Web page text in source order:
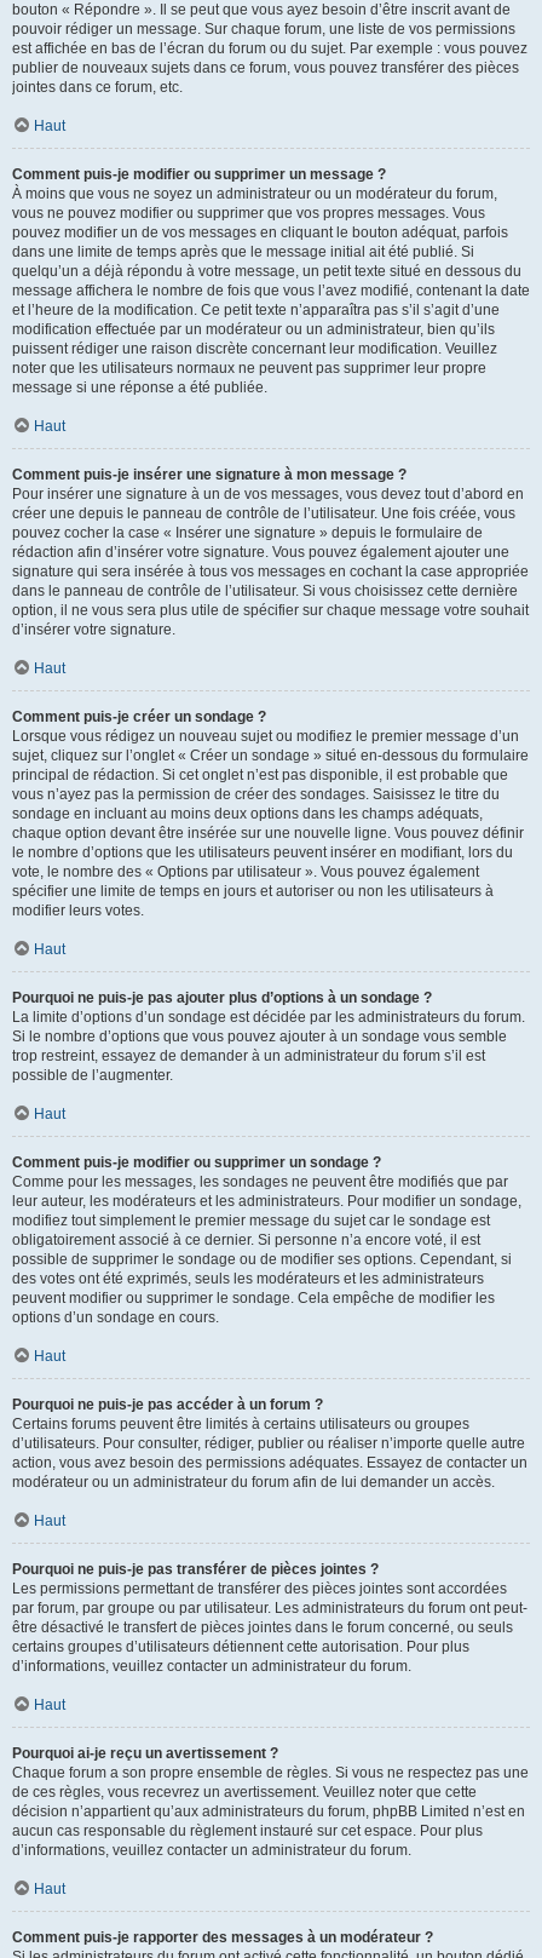
bouton « Répondre ». Il se peut que vous ayez besoin d’être inscrit avant de
pouvoir rédiger un message. Sur chaque forum, une liste de vos permissions
est affichée en bas de l’écran du forum ou du sujet. Par exemple : vous pouvez
publier de nouveaux sujets dans ce forum, vous pouvez transférer des pièces
jointes dans ce forum, etc.
Haut
Comment puis-je modifier ou supprimer un message ?
À moins que vous ne soyez un administrateur ou un modérateur du forum,
vous ne pouvez modifier ou supprimer que vos propres messages. Vous
pouvez modifier un de vos messages en cliquant le bouton adéquat, parfois
dans une limite de temps après que le message initial ait été publié. Si
quelqu’un a déjà répondu à votre message, un petit texte situé en dessous du
message affichera le nombre de fois que vous l’avez modifié, contenant la date
et l’heure de la modification. Ce petit texte n’apparaîtra pas s’il s’agit d’une
modification effectuée par un modérateur ou un administrateur, bien qu’ils
puissent rédiger une raison discrète concernant leur modification. Veuillez
noter que les utilisateurs normaux ne peuvent pas supprimer leur propre
message si une réponse a été publiée.
Haut
Comment puis-je insérer une signature à mon message ?
Pour insérer une signature à un de vos messages, vous devez tout d’abord en
créer une depuis le panneau de contrôle de l’utilisateur. Une fois créée, vous
pouvez cocher la case « Insérer une signature » depuis le formulaire de
rédaction afin d’insérer votre signature. Vous pouvez également ajouter une
signature qui sera insérée à tous vos messages en cochant la case appropriée
dans le panneau de contrôle de l’utilisateur. Si vous choisissez cette dernière
option, il ne vous sera plus utile de spécifier sur chaque message votre souhait
d’insérer votre signature.
Haut
Comment puis-je créer un sondage ?
Lorsque vous rédigez un nouveau sujet ou modifiez le premier message d’un
sujet, cliquez sur l’onglet « Créer un sondage » situé en-dessous du formulaire
principal de rédaction. Si cet onglet n’est pas disponible, il est probable que
vous n’ayez pas la permission de créer des sondages. Saisissez le titre du
sondage en incluant au moins deux options dans les champs adéquats,
chaque option devant être insérée sur une nouvelle ligne. Vous pouvez définir
le nombre d’options que les utilisateurs peuvent insérer en modifiant, lors du
vote, le nombre des « Options par utilisateur ». Vous pouvez également
spécifier une limite de temps en jours et autoriser ou non les utilisateurs à
modifier leurs votes.
Haut
Pourquoi ne puis-je pas ajouter plus d’options à un sondage ?
La limite d’options d’un sondage est décidée par les administrateurs du forum.
Si le nombre d’options que vous pouvez ajouter à un sondage vous semble
trop restreint, essayez de demander à un administrateur du forum s’il est
possible de l’augmenter.
Haut
Comment puis-je modifier ou supprimer un sondage ?
Comme pour les messages, les sondages ne peuvent être modifiés que par
leur auteur, les modérateurs et les administrateurs. Pour modifier un sondage,
modifiez tout simplement le premier message du sujet car le sondage est
obligatoirement associé à ce dernier. Si personne n’a encore voté, il est
possible de supprimer le sondage ou de modifier ses options. Cependant, si
des votes ont été exprimés, seuls les modérateurs et les administrateurs
peuvent modifier ou supprimer le sondage. Cela empêche de modifier les
options d’un sondage en cours.
Haut
Pourquoi ne puis-je pas accéder à un forum ?
Certains forums peuvent être limités à certains utilisateurs ou groupes
d’utilisateurs. Pour consulter, rédiger, publier ou réaliser n’importe quelle autre
action, vous avez besoin des permissions adéquates. Essayez de contacter un
modérateur ou un administrateur du forum afin de lui demander un accès.
Haut
Pourquoi ne puis-je pas transférer de pièces jointes ?
Les permissions permettant de transférer des pièces jointes sont accordées
par forum, par groupe ou par utilisateur. Les administrateurs du forum ont peut-
être désactivé le transfert de pièces jointes dans le forum concerné, ou seuls
certains groupes d’utilisateurs détiennent cette autorisation. Pour plus
d’informations, veuillez contacter un administrateur du forum.
Haut
Pourquoi ai-je reçu un avertissement ?
Chaque forum a son propre ensemble de règles. Si vous ne respectez pas une
de ces règles, vous recevrez un avertissement. Veuillez noter que cette
décision n’appartient qu’aux administrateurs du forum, phpBB Limited n’est en
aucun cas responsable du règlement instauré sur cet espace. Pour plus
d’informations, veuillez contacter un administrateur du forum.
Haut
Comment puis-je rapporter des messages à un modérateur ?